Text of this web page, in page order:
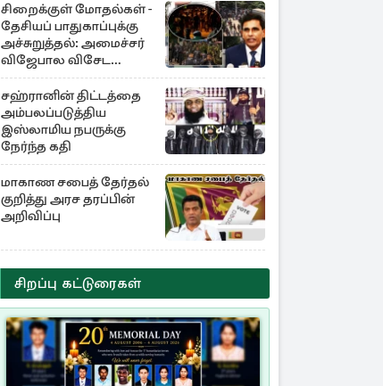
சிறைக்குள் மோதல்கள் -
தேசியப் பாதுகாப்புக்கு
அச்சுறுத்தல்: அமைச்சர்
விஜேபால விசேட
அறிவிப்பு
சஹ்ரானின் திட்டத்தை
அம்பலப்படுத்திய
இஸ்லாமிய நபருக்கு
நேர்ந்த கதி
மாகாண சபைத் தேர்தல்
குறித்து அரச தரப்பின்
அறிவிப்பு
சிறப்பு கட்டுரைகள்